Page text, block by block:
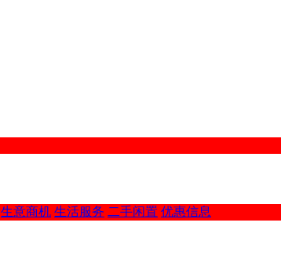
生意商机 生活服务 二手闲置 优惠信息